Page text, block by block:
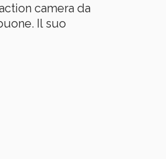
camera da
Il suo